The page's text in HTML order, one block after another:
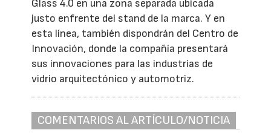
Glass 4.0 en una zona separada ubicada
justo enfrente del stand de la marca. Y en
esta línea, también dispondrán del Centro de
Innovación, donde la compañía presentará
sus innovaciones para las industrias de
vidrio arquitectónico y automotriz.
COMENTARIOS AL ARTÍCULO/NOTICIA